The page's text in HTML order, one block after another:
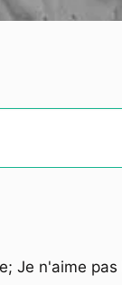
Je n'aime